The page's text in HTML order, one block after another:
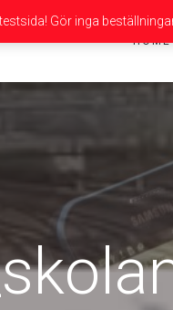
HOME
Gör inga